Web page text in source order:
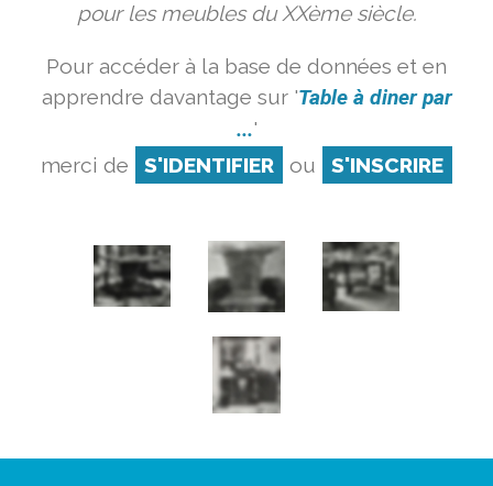
pour les meubles du XXème siècle.
Pour accéder à la base de données et en
apprendre davantage sur 'Table à diner par
...'
merci de
S'IDENTIFIER ou S'INSCRIRE